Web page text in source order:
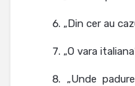
„Din cer au
„O vara
„Unde